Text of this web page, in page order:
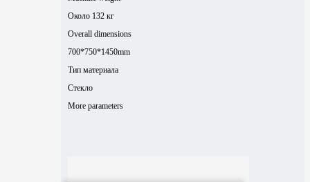
Около 132 кг
Overall dimensions
700*750*1450mm
Тип материала
Стекло
More parameters